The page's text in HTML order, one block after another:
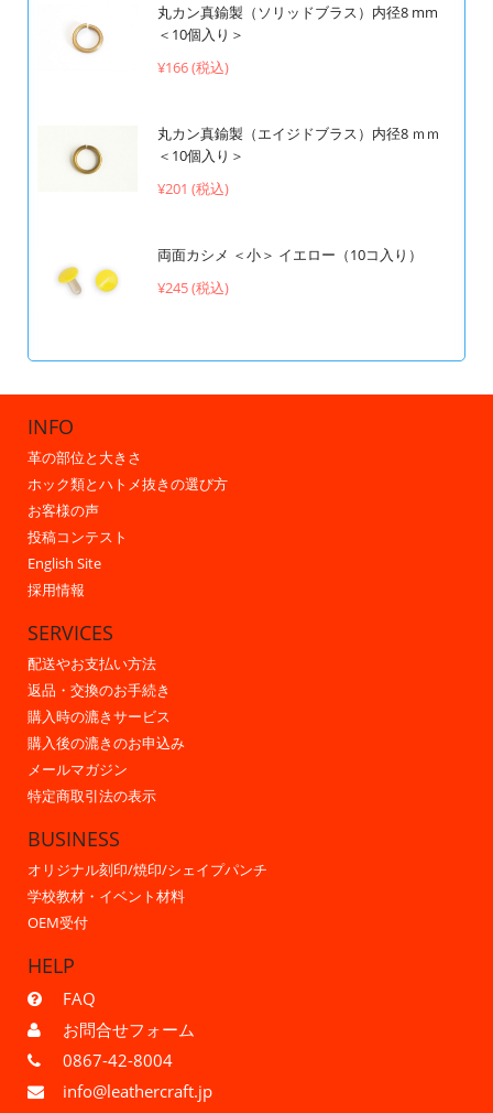
丸カン真鍮製（ソリッドブラス）内径8 mm
＜10個入り＞
¥166 (税込)
丸カン真鍮製（エイジドブラス）内径8 ｍｍ
＜10個入り＞
¥201 (税込)
両面カシメ ＜小＞ イエロー（10コ入り）
¥245 (税込)
INFO
革の部位と大きさ
ホック類とハトメ抜きの選び方
お客様の声
投稿コンテスト
English Site
採用情報
SERVICES
配送やお支払い方法
返品・交換のお手続き
購入時の漉きサービス
購入後の漉きのお申込み
メールマガジン
特定商取引法の表示
BUSINESS
オリジナル刻印/焼印/シェイプパンチ
学校教材・イベント材料
OEM受付
HELP
FAQ
お問合せフォーム
0867-42-8004
info@leathercraft.jp